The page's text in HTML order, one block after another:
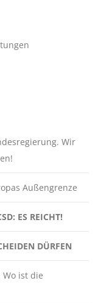
Wir
Außengrenze
ES REICHT!
DÜRFEN
Wo ist die